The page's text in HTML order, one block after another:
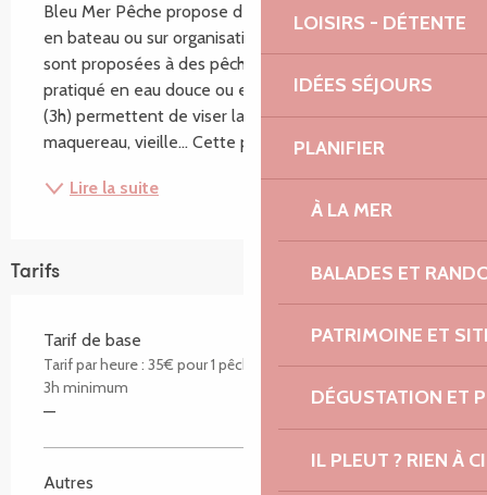
LOISIRS - DÉTENTE
IDÉES SÉJOURS
PLANIFIER
À LA MER
BALADES ET
PATRIMOINE ET
DÉGUSTATION ET
IL PLEUT ? RIEN À
Bleu Mer Pêche propose des sorties pêches en mer,
en bateau ou sur organisation spécifique. Les sorties
sont proposées à des pêcheurs confirmés ayant déjà
pratiqué en eau douce ou en mer. Les sorties courtes
(3h) permettent de viser la pêche du bar, lieu,
maquereau, vieille... Cette pêche sportive...
Lire la suite
Tarifs
Tarif de base
Tarif par heure : 35€ pour 1 pêcheur / 50€ pour 2 pêcheurs /
3h minimum
—
Autres